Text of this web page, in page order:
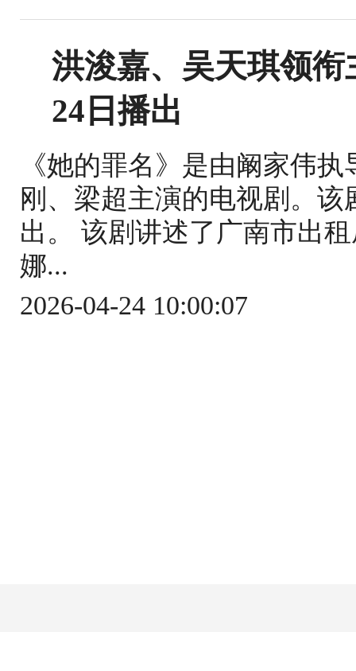
洪浚嘉、吴天琪领
24日播出
《她的罪名》是由阚家伟
刚、梁超主演的电视剧。该
出。 该剧讲述了广南市出
娜...
2026-04-24 10:00:07